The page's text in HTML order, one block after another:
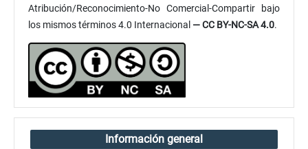
Atribución/Reconocimiento-No Comercial-Compartir bajo
los mismos términos 4.0 Internacional — CC BY-NC-SA 4.0.
Información general